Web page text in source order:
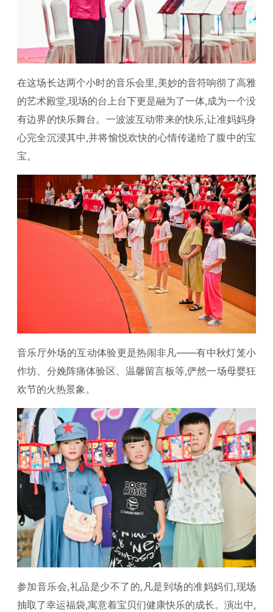
在这场长达两个小时的音乐会里,美妙的音符响彻了高雅
的艺术殿堂,现场的台上台下更是融为了一体,成为一个没
有边界的快乐舞台。一波波互动带来的快乐,让准妈妈身
心完全沉浸其中,并将愉悦欢快的心情传递给了腹中的宝
宝。
音乐厅外场的互动体验更是热闹非凡——有中秋灯笼小
作坊、分娩阵痛体验区、温馨留言板等,俨然一场母婴狂
欢节的火热景象。
参加音乐会,礼品是少不了的,凡是到场的准妈妈们,现场
抽取了幸运福袋,寓意着宝贝们健康快乐的成长。演出中,